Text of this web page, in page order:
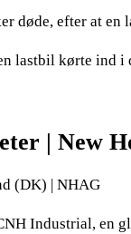
døde, efter at en
lastbil kørte ind i
| New
(DK) | NHAG
Industrial, en